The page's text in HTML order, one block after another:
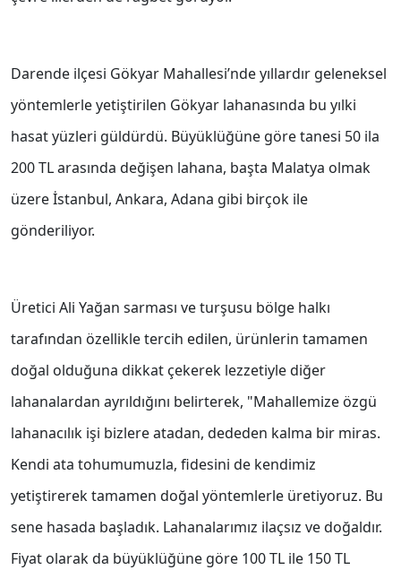
Darende ilçesi Gökyar Mahallesi’nde yıllardır geleneksel
yöntemlerle yetiştirilen Gökyar lahanasında bu yılki
hasat yüzleri güldürdü. Büyüklüğüne göre tanesi 50 ila
200 TL arasında değişen lahana, başta Malatya olmak
üzere İstanbul, Ankara, Adana gibi birçok ile
gönderiliyor.
Üretici Ali Yağan sarması ve turşusu bölge halkı
tarafından özellikle tercih edilen, ürünlerin tamamen
doğal olduğuna dikkat çekerek lezzetiyle diğer
lahanalardan ayrıldığını belirterek, "Mahallemize özgü
lahanacılık işi bizlere atadan, dededen kalma bir miras.
Kendi ata tohumumuzla, fidesini de kendimiz
yetiştirerek tamamen doğal yöntemlerle üretiyoruz. Bu
sene hasada başladık. Lahanalarımız ilaçsız ve doğaldır.
Fiyat olarak da büyüklüğüne göre 100 TL ile 150 TL